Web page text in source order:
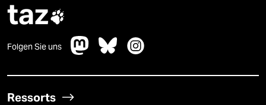
taz
Folgen Sie uns
Ressorts